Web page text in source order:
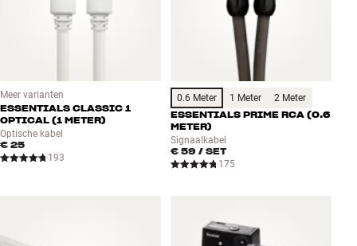
Meer varianten
ESSENTIALS CLASSIC 1
OPTICAL (1 METER)
Optische kabel
€ 25
193
0.6 Meter 1 Meter 2 Meter
ESSENTIALS PRIME RCA (0.6
METER)
Signaalkabel
€ 59 / SET
175